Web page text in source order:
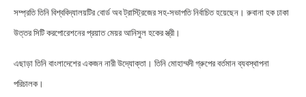
সম্প্রতি তিনি বিশ্ববিদ্যালয়টির বোর্ড অব ট্রাস্ট্রিজের সহ-সভাপতি নির্বাচিত হয়েছেন। রুবানা হক ঢাকা
উত্তর সিটি করপোরেশনের প্রয়াত মেয়র আনিসুল হকের স্ত্রী।
এছাড়া তিনি বাংলাদেশের একজন নারী উদ্যোক্তা। তিনি মোহাম্মদী গ্রুপের বর্তমান ব্যবস্থাপনা
পরিচালক।